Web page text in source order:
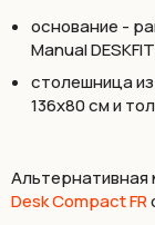
основание -
Manual
столешница
136х80 см и
Альтернативная
Desk Compact FR